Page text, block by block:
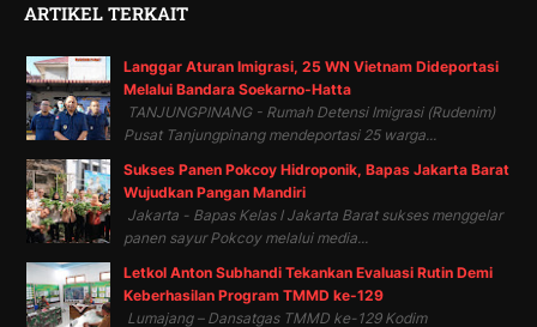
ARTIKEL TERKAIT
Langgar Aturan Imigrasi, 25 WN Vietnam Dideportasi
Melalui Bandara Soekarno-Hatta
TANJUNGPINANG - Rumah Detensi Imigrasi (Rudenim)
Pusat Tanjungpinang mendeportasi 25 warga...
Sukses Panen Pokcoy Hidroponik, Bapas Jakarta Barat
Wujudkan Pangan Mandiri
Jakarta - Bapas Kelas I Jakarta Barat sukses menggelar
panen sayur Pokcoy melalui media...
Letkol Anton Subhandi Tekankan Evaluasi Rutin Demi
Keberhasilan Program TMMD ke-129
Lumajang – Dansatgas TMMD ke-129 Kodim